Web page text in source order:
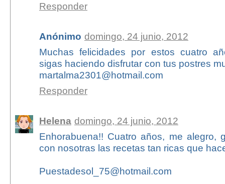
Responder
Anónimo domingo, 24 junio, 2012
Muchas felicidades por estos cuatro
sigas haciendo disfrutar con tus postres
martalma2301@hotmail.com
Responder
Helena domingo, 24 junio, 2012
Enhorabuena!! Cuatro años, me alegro,
con nosotras las recetas tan ricas que
Puestadesol_75@hotmail.com